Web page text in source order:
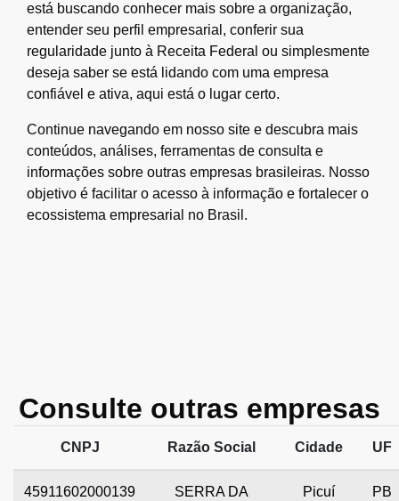
está buscando conhecer mais sobre a organização,
entender seu perfil empresarial, conferir sua
regularidade junto à Receita Federal ou simplesmente
deseja saber se está lidando com uma empresa
confiável e ativa, aqui está o lugar certo.
Continue navegando em nosso site e descubra mais
conteúdos, análises, ferramentas de consulta e
informações sobre outras empresas brasileiras. Nosso
objetivo é facilitar o acesso à informação e fortalecer o
ecossistema empresarial no Brasil.
Consulte outras empresas
CNPJ Razão Social Cidade UF
45911602000139
SERRA DA
Picuí PB